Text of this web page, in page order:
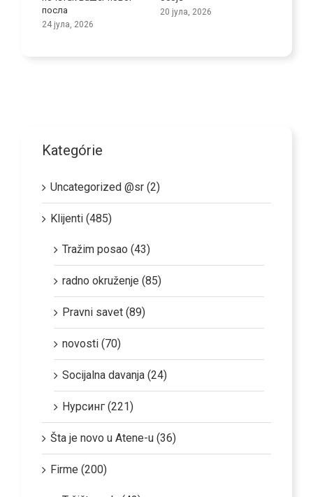
области неге
Kategórie
Uncategorized @sr (2)
Klijenti (485)
Tražim posao (43)
radno okruženje (85)
Pravni savet (89)
novosti (70)
Socijalna davanja (24)
Нурсинг (221)
Šta je novo u Atene-u (36)
Firme (200)